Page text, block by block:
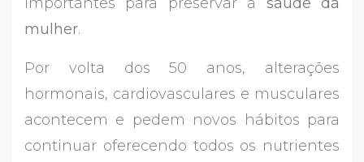
mulher.
Por volta dos 50 anos, alterações
hormonais, cardiovasculares e musculares
acontecem e pedem novos hábitos para
continuar oferecendo todos os nutrientes